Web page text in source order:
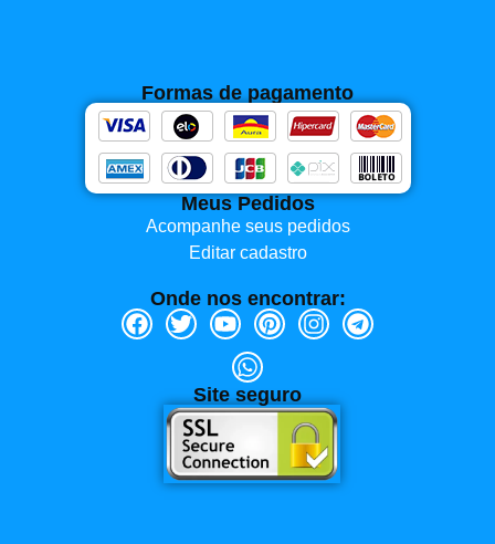
Formas de pagamento
Meus Pedidos
Acompanhe seus pedidos
Editar cadastro
Onde nos encontrar:
Site seguro